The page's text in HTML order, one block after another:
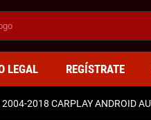
LEGAL REGÍSTRATE
2018 CARPLAY ANDROID